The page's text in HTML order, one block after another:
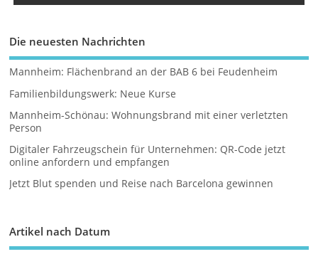
Die neuesten Nachrichten
Mannheim: Flächenbrand an der BAB 6 bei Feudenheim
Familienbildungswerk: Neue Kurse
Mannheim-Schönau: Wohnungsbrand mit einer verletzten
Person
Digitaler Fahrzeugschein für Unternehmen: QR-Code jetzt
online anfordern und empfangen
Jetzt Blut spenden und Reise nach Barcelona gewinnen
Artikel nach Datum